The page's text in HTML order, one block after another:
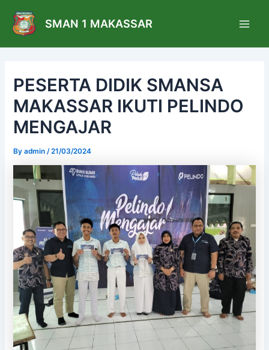
content
SMAN 1 MAKASSAR
PESERTA DIDIK SMANSA
MAKASSAR IKUTI PELINDO
MENGAJAR
Byadmin /21/03/2024
navigation